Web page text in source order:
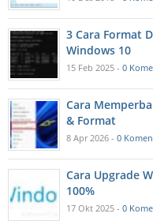
3 Cara Format
Windows 10
15 Feb 2025 - 0
Cara
& Format
8 Apr 2026 - 0
Cara Upgrade
100%
17 Okt 2025 - 0